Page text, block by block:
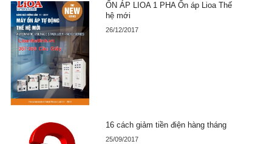
ỔN ÁP LIOA 1 PHA Ổn áp Lioa Thế
hệ mới
26/12/2017
16 cách giảm tiền điện hàng tháng
25/09/2017